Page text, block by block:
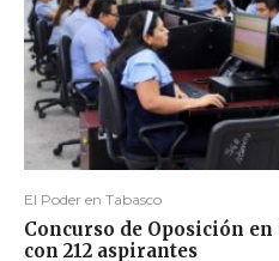
El Poder en Tabasco
Concurso de Oposición en
con 212 aspirantes